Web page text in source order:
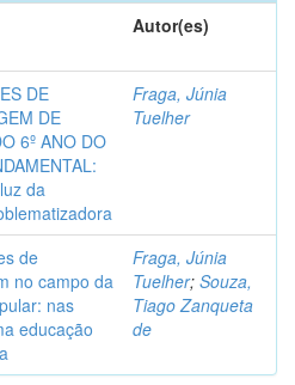
Autor(es)
DE
DE
6º ANO DO
da
Fraga, Júnia
Tuelher
de
no campo da
nas
educação
Fraga, Júnia
Tuelher; Souza,
Tiago Zanqueta
de